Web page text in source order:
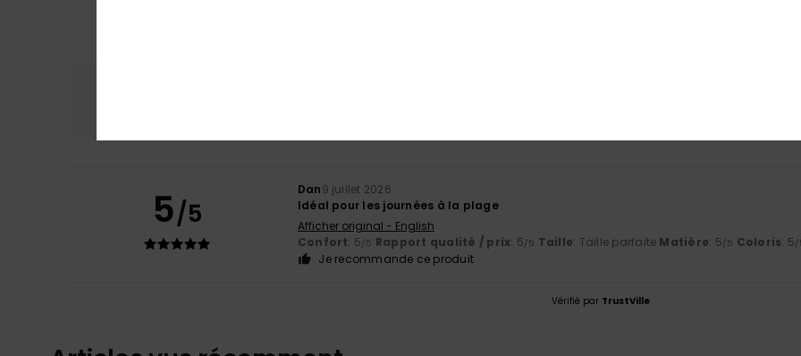
5/5
Dan9 juillet 2026
Idéal pour les journées à la plage
Afficher original - English
Confort: 5/5 Rapport qualité / prix: 5/5 Taille: Taille parfaite Matière: 5/5 Coloris: 5/
Je recommande ce produit
Vérifié par TrustVille